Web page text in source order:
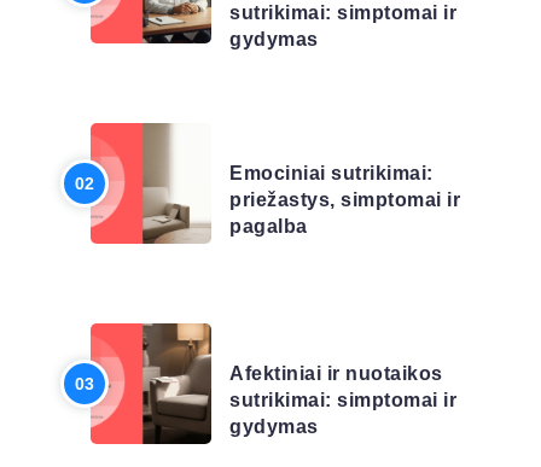
sutrikimai: simptomai ir
gydymas
Emociniai sutrikimai:
priežastys, simptomai ir
pagalba
Afektiniai ir nuotaikos
sutrikimai: simptomai ir
gydymas